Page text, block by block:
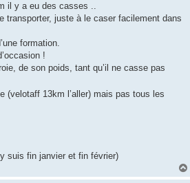
il y a eu des casses ..
transporter, juste à le caser facilement dans
formation.
!
de son poids, tant qu’il ne casse pas
(velotaff 13km l’aller) mais pas tous les
suis fin janvier et fin février)